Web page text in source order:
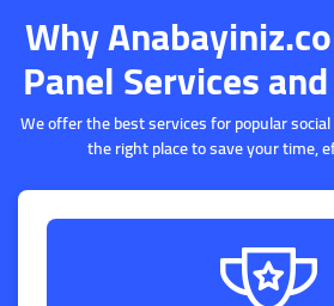
Why
Panel Services
We offer the best services for popular
the right place to save your time,